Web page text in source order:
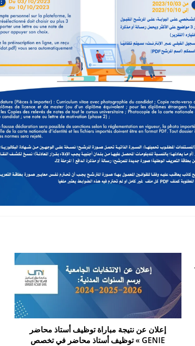
إعلان عن نتيجة مباراة توظيف أستاذ محاضر
توظيف أستاذ محاضر في تخصص « GENIE